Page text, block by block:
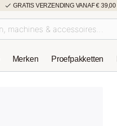
GRATIS VERZENDING VANAF € 39,00
Merken Proefpakketten